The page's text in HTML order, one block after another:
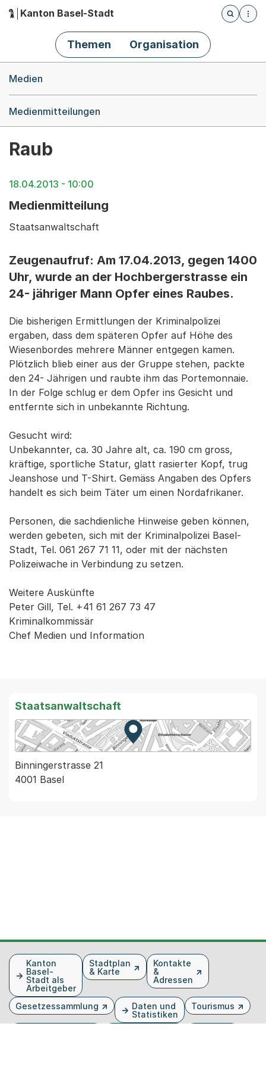
Hauptnavigation
Kanton Basel-Stadt
Öffnet
Themen Organisation
Medien
Medienmitteilungen
Raub
18.04.2013 - 10:00
Medienmitteilung
Staatsanwaltschaft
Zeugenaufruf: Am 17.04.2013, gegen 1400
Uhr, wurde an der Hochbergerstrasse ein
24- jähriger Mann Opfer eines Raubes.
Die bisherigen Ermittlungen der Kriminalpolizei
ergaben, dass dem späteren Opfer auf Höhe des
Wiesenbordes mehrere Männer entgegen kamen.
Plötzlich blieb einer aus der Gruppe stehen, packte
den 24- Jährigen und raubte ihm das Portemonnaie.
In der Folge schlug er dem Opfer ins Gesicht und
entfernte sich in unbekannte Richtung.
Gesucht wird:
Unbekannter, ca. 30 Jahre alt, ca. 190 cm gross,
kräftige, sportliche Statur, glatt rasierter Kopf, trug
Jeanshose und T-Shirt. Gemäss Angaben des Opfers
handelt es sich beim Täter um einen Nordafrikaner.
Personen, die sachdienliche Hinweise geben können,
werden gebeten, sich mit der Kriminalpolizei Basel-
Stadt, Tel. 061 267 71 11, oder mit der nächsten
Polizeiwache in Verbindung zu setzen.
Weitere Auskünfte
Peter Gill, Tel. +41 61 267 73 47
Kriminalkommissär
Chef Medien und Information
Staatsanwaltschaft
Zur Karte von MapBS.
Externer Link, wird in einem
Binningerstrasse 21
4001 Basel
FusszeileKanton
Basel-
Stadt als
Arbeitgeber
Stadtplan
& Karte
Kontakte
&
Adressen
Gesetzessammlung
Daten und
Statistiken
Tourismus